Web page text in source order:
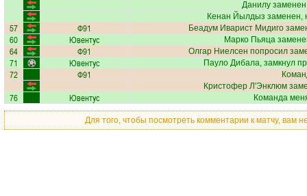
Данилу
Кенан Йылдыз заменен,
57 Ф91 Беадум Иварист Мидиго
60 Ювентус Марко Пьяца
64 Ф91 Олгар Ниелсен попросил
71 Ювентус Пауло Дибала, замкнул
72 Ф91
Кристофер Л'Энклюм
76 Ювентус Команда
Для того, чтобы посмотреть комментарии к матчу, вам